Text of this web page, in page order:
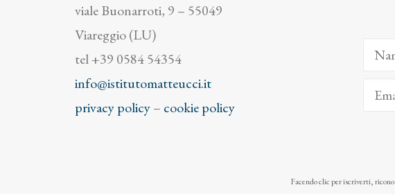
viale Buonarroti, 9 – 55049
Viareggio (LU)
tel +39 0584 54354
info@istitutomatteucci.it
privacy policy– cookie policy
Facendo clic per iscriverti,